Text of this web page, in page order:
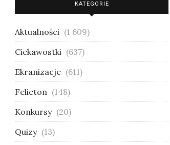
KATEGORIE
Aktualności (1 609)
Ciekawostki (637)
Ekranizacje (611)
Felieton (148)
Konkursy (20)
Quizy (13)